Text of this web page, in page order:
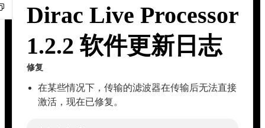
Dirac Live Processor
1.2.2 软件更新日志
修复
在某些情况下，传输的滤波器在传输后无法直接
激活，现在已修复。